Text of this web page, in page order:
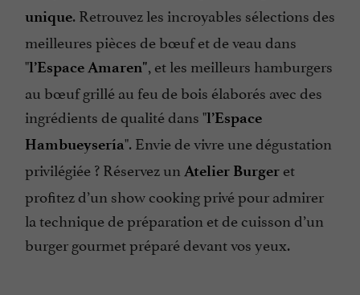
unique. Retrouvez les incroyables sélections des
meilleures pièces de bœuf et de veau dans
"l’Espace Amaren", et les meilleurs hamburgers
au bœuf grillé au feu de bois élaborés avec des
ingrédients de qualité dans "l’Espace
Hambueysería". Envie de vivre une dégustation
privilégiée ? Réservez un Atelier Burger et
profitez d’un show cooking privé pour admirer
la technique de préparation et de cuisson d’un
burger gourmet préparé devant vos yeux.